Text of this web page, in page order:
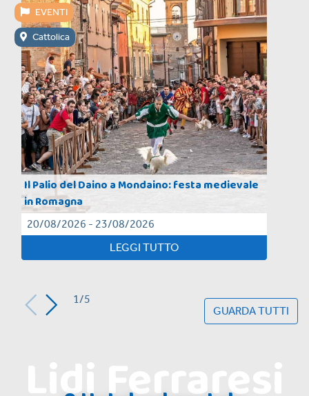
EVENTI
Cattolica
Il Palio del Daino a Mondaino: festa medievale
in Romagna
20/08/2026 - 23/08/2026
LEGGI TUTTO
1/5
GUARDA TUTTI
Lidi Ferraresi